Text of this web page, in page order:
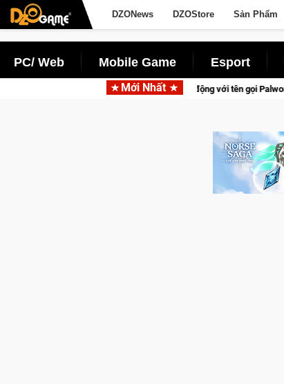
DZONews DZOStore Sản Phẩm
PC/ Web Mobile Game Esport
Mới Nhất
tấn săn thú sinh tồn lên di động với tên gọi Palworld Online